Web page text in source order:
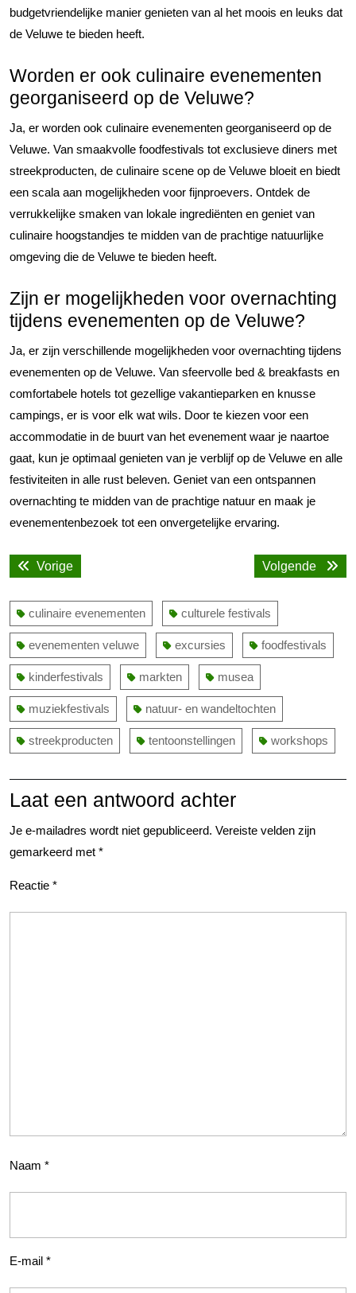
budgetvriendelijke manier genieten van al het moois en leuks dat
de Veluwe te bieden heeft.
Worden er ook culinaire evenementen
georganiseerd op de Veluwe?
Ja, er worden ook culinaire evenementen georganiseerd op de
Veluwe. Van smaakvolle foodfestivals tot exclusieve diners met
streekproducten, de culinaire scene op de Veluwe bloeit en biedt
een scala aan mogelijkheden voor fijnproevers. Ontdek de
verrukkelijke smaken van lokale ingrediënten en geniet van
culinaire hoogstandjes te midden van de prachtige natuurlijke
omgeving die de Veluwe te bieden heeft.
Zijn er mogelijkheden voor overnachting
tijdens evenementen op de Veluwe?
Ja, er zijn verschillende mogelijkheden voor overnachting tijdens
evenementen op de Veluwe. Van sfeervolle bed & breakfasts en
comfortabele hotels tot gezellige vakantieparken en knusse
campings, er is voor elk wat wils. Door te kiezen voor een
accommodatie in de buurt van het evenement waar je naartoe
gaat, kun je optimaal genieten van je verblijf op de Veluwe en alle
festiviteiten in alle rust beleven. Geniet van een ontspannen
overnachting te midden van de prachtige natuur en maak je
evenementenbezoek tot een onvergetelijke ervaring.
Bericht
navigatie
VorigeVorige
Volgende
culinaire evenementen culturele festivals
evenementen veluwe excursies foodfestivals
kinderfestivals markten musea
muziekfestivals natuur- en wandeltochten
streekproducten tentoonstellingen workshops
Laat een antwoord achter
Je e-mailadres wordt niet gepubliceerd. Vereiste velden zijn
gemarkeerd met *
Reactie *
Naam *
E-mail *